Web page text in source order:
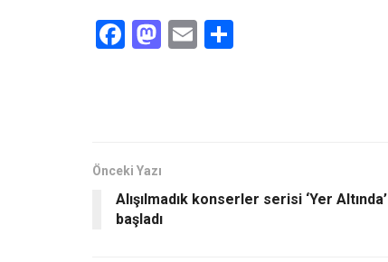
F
o
k
M
n
E
Önceki Yazı
Alışılmadık konserler serisi ‘Yer Altında’
başladı